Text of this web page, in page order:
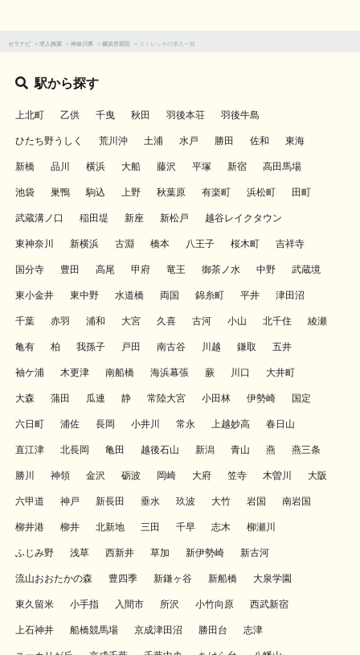
セラナビ > 求人検索 > 神奈川県 > 横浜市西区 > ストレッチの求人一覧
駅から探す
上北町 乙供 千曳 秋田 羽後本荘 羽後牛島
ひたち野うしく 荒川沖 土浦 水戸 勝田 佐和 東海
新橋 品川 横浜 大船 藤沢 平塚 新宿 高田馬場
池袋 巣鴨 駒込 上野 秋葉原 有楽町 浜松町 田町
武蔵溝ノ口 稲田堤 新座 新松戸 越谷レイクタウン
東神奈川 新横浜 古淵 橋本 八王子 桜木町 吉祥寺
国分寺 豊田 高尾 甲府 竜王 御茶ノ水 中野 武蔵境
東小金井 東中野 水道橋 両国 錦糸町 平井 津田沼
千葉 赤羽 浦和 大宮 久喜 古河 小山 北千住 綾瀬
亀有 柏 我孫子 戸田 南古谷 川越 鎌取 五井
袖ケ浦 木更津 南船橋 海浜幕張 蕨 川口 大井町
大森 蒲田 瓜連 静 常陸大宮 小田林 伊勢崎 国定
六日町 浦佐 長岡 小井川 常永 上越妙高 春日山
直江津 北長岡 亀田 越後石山 新潟 青山 燕 燕三条
勝川 神領 金沢 砺波 岡崎 大府 笠寺 木曽川 大阪
六甲道 神戸 新長田 垂水 玖波 大竹 岩国 南岩国
柳井港 柳井 北新地 三田 千早 志木 柳瀬川
ふじみ野 浅草 西新井 草加 新伊勢崎 新古河
流山おおたかの森 豊四季 新鎌ヶ谷 新船橋 大泉学園
東久留米 小手指 入間市 所沢 小竹向原 西武新宿
上石神井 船橋競馬場 京成津田沼 勝田台 志津